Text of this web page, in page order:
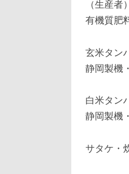
（生産
有機質肥
玄米タン
静岡製機
白米タ
静岡製機
サタケ・